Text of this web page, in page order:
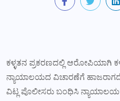
ಕಳ್ಳತನ ಪ್ರಕರಣದಲ್ಲಿ ಆರೋಪಿಯಾಗಿ
ನ್ಯಾಯಾಲಯದ ವಿಚಾರಣೆಗೆ ಹಾಜರಾಗದೆ
ವಿಟ್ಲ ಪೊಲೀಸರು ಬಂಧಿಸಿ